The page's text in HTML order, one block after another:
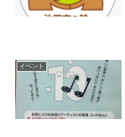
イベント